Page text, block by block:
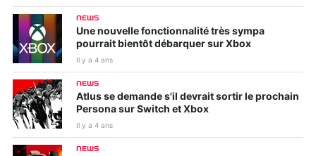
NEWS
Une nouvelle fonctionnalité très sympa
pourrait bientôt débarquer sur Xbox
Il y a 4 ans
NEWS
Atlus se demande s'il devrait sortir le prochain
Persona sur Switch et Xbox
Il y a 4 ans
NEWS